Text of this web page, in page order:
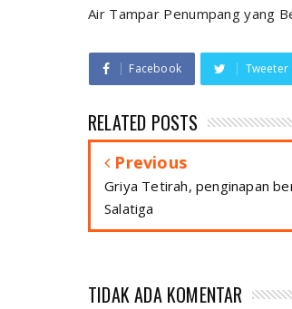
Air Tampar Penumpang yang
Facebook Tweeter
RELATED POSTS
Previous
Griya Tetirah, penginapan
Salatiga
TIDAK ADA KOMENTAR